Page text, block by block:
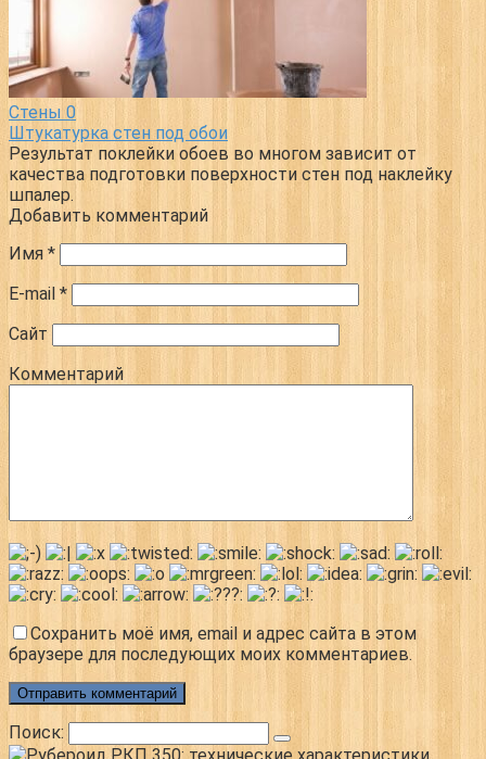
Стены 0
Штукатурка стен под обои
Результат поклейки обоев во многом зависит от
качества подготовки поверхности стен под наклейку
шпалер.
Добавить комментарий
Имя *
E-mail *
Сайт
Комментарий
Сохранить моё имя, email и адрес сайта в этом
браузере для последующих моих комментариев.
Поиск: